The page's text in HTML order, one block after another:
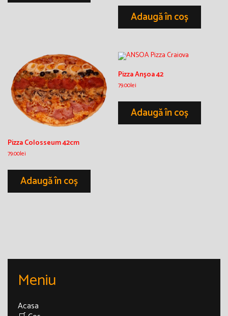
Adaugă în coș
Pizza Colosseum 42cm
79.00lei
Adaugă în coș
Pizza Anşoa 42
79.00lei
Adaugă în coș
Meniu
Acasa